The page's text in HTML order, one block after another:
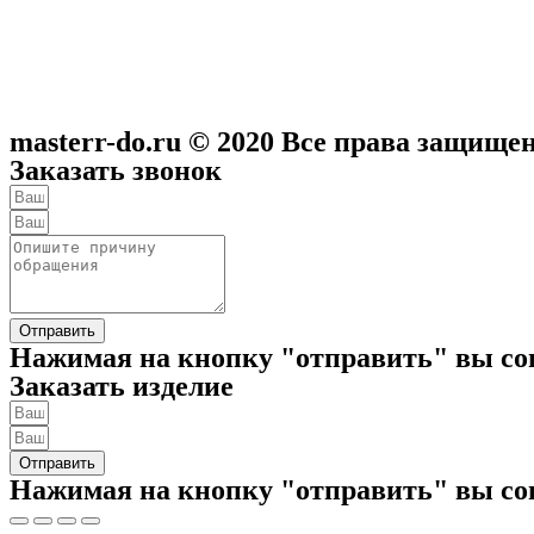
masterr-do.ru © 2020 Все права
Заказать звонок
Отправить
Нажимая на кнопку "отправить" вы
Заказать изделие
Отправить
Нажимая на кнопку "отправить" вы